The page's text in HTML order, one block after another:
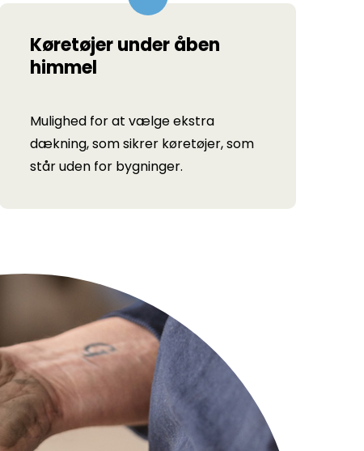
Køretøjer under åben
himmel
Mulighed for at vælge ekstra
dækning, som sikrer køretøjer, som
står uden for bygninger.